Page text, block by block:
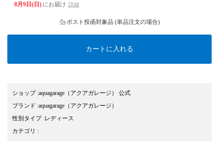
8月9日(日) にお届け 詳細
ポスト投函対象品 (単品注文の場合)
カートに入れる
ショップ:aquagarage（アクアガレージ） 公式
ブランド :aquagarage （アクアガレージ）
性別タイプ:レディース
カテゴリ :